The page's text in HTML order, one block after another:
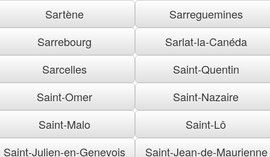
Sartène
Sarreguemines
Sarrebourg
Sarlat-la-Canéda
Sarcelles
Saint-Quentin
Saint-Omer
Saint-Nazaire
Saint-Malo
Saint-Lô
Saint-Julien-en-Genevois
Saint-Jean-de-Maurienne